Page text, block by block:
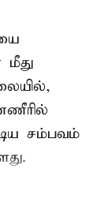
சம்பவம்